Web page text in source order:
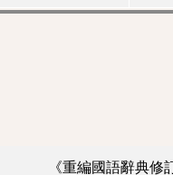
《重編國語辭典修